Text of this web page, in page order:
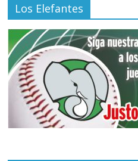
Los Elefantes